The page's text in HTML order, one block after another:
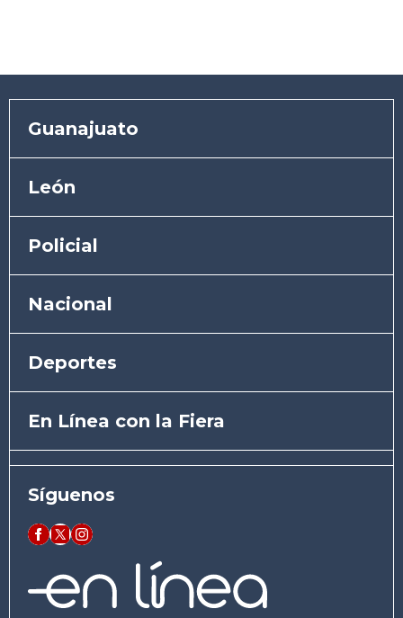
Guanajuato
León
Policial
Nacional
Deportes
En Línea con la Fiera
Síguenos